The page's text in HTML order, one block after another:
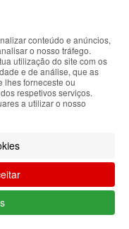
conteúdo e anúncios,
o nosso tráfego.
utilização do site com os
e de análise, que as
lhes forneceste ou
respetivos serviços.
a utilizar o nosso